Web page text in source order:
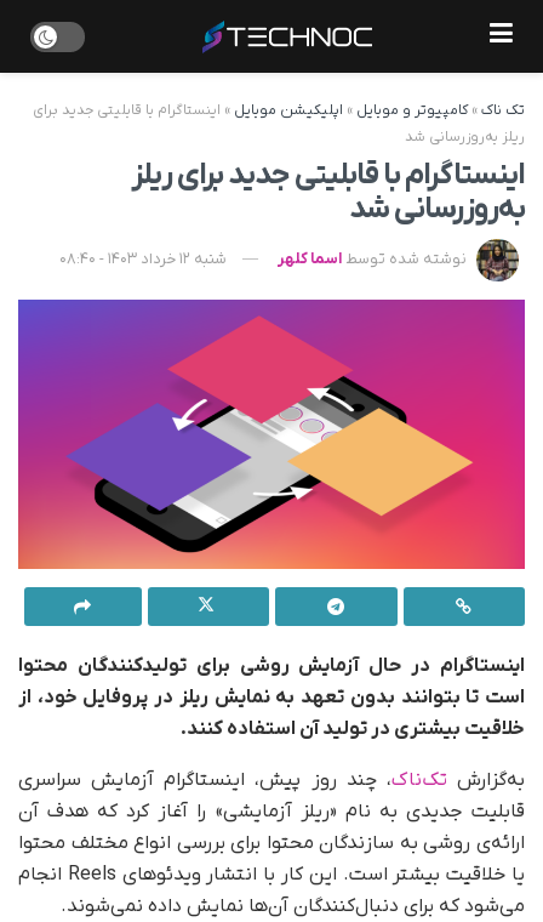
تک ناک»کامپیوتر و موبایل » اپلیکیشن موبایل » اینستاگرام با قابلیتی جدید برای
ریلز به‌روزرسانی شد
اینستاگرام با قابلیتی جدید برای ریلز
به‌روزرسانی شد
نوشته شده توسط اسما کلهر شنبه 12 خرداد 1403 - 08:40
اینستاگرام در حال آزمایش روشی برای تولیدکنندگان محتوا
است تا بتوانند بدون تعهد به نمایش ریلز در پروفایل خود، از
خلاقیت بیشتری در تولید آن‌ استفاده کنند.
به‌گزارش تک‌ناک، چند روز پیش، اینستاگرام آزمایش سراسری
قابلیت جدیدی به نام «ریلز آزمایشی» را آغاز کرد که هدف آن
ارائه‌ی روشی به سازندگان محتوا برای بررسی انواع مختلف محتوا
یا خلاقیت بیشتر است. این کار با انتشار ویدئوهای Reels انجام
می‌شود که برای دنبال‌کنندگان آن‌ها نمایش داده نمی‌شوند.